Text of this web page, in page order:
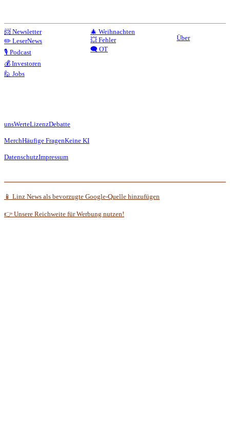
📨 Newsletter
✏️ LeserNews
🎙️ Podcast
💰 Investoren
🙋 Jobs
🎄 Weihnachten
💥 Fehler
🗨️ OT
Über
unsWerteLizenzDebatte
MerchHäufige FragenKeine KI
DatenschutzImpressum
📱 Linz News als bevorzugte Google-Quelle hinzufügen
👉 Unsere Reichweite für Werbung nutzen!